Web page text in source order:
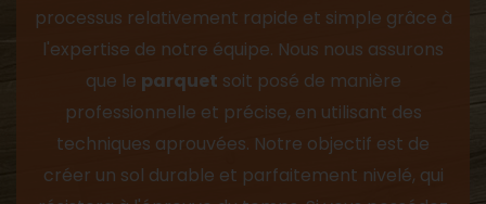
processus relativement rapide et simple grâce à
l'expertise de notre équipe. Nous nous assurons
que le parquet soit posé de manière
professionnelle et précise, en utilisant des
techniques aprouvées. Notre objectif est de
créer un sol durable et parfaitement nivelé, qui